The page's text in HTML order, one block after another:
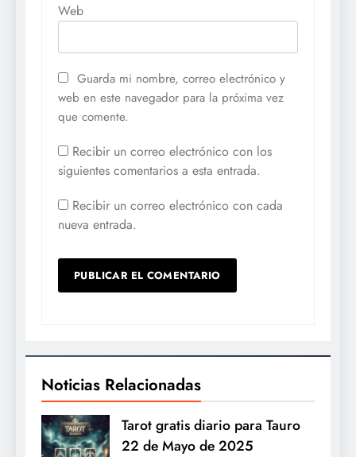
Web
Guarda mi nombre, correo electrónico y
web en este navegador para la próxima vez
que comente.
Recibir un correo electrónico con los
siguientes comentarios a esta entrada.
Recibir un correo electrónico con cada
nueva entrada.
Noticias Relacionadas
Tarot gratis diario para Tauro
22 de Mayo de 2025